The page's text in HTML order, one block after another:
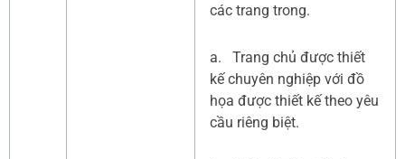
các trang trong.
a. Trang chủ được thiết
kế chuyên nghiệp với đồ
họa được thiết kế theo yêu
cầu riêng biệt.